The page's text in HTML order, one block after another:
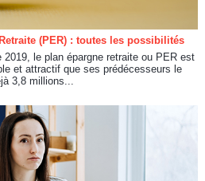
(PER) : toutes les possibilités
le plan épargne retraite ou PER est
et attractif que ses prédécesseurs le
3,8 millions...